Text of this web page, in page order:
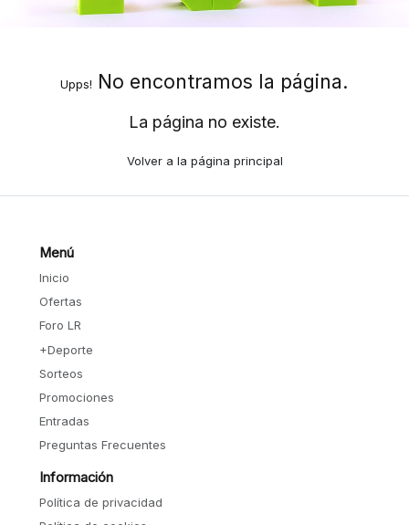
Upps! No encontramos la página.
La página no existe.
Volver a la página principal
Menú
Inicio
Ofertas
Foro LR
+Deporte
Sorteos
Promociones
Entradas
Preguntas Frecuentes
Información
Política de privacidad